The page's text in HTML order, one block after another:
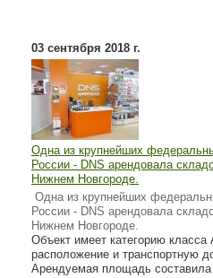
03 сентября 2018 г.
Одна из крупнейших
России - DNS арендовала
Нижнем Новгороде.
Одна из крупнейших
России - DNS арендовала
Нижнем Новгороде.
Объект имеет категорию класса
расположение и транспортную
Арендуемая площадь